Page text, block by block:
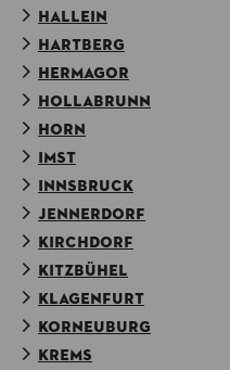
HALLEIN
HARTBERG
HERMAGOR
HOLLABRUNN
HORN
IMST
INNSBRUCK
JENNERDORF
KIRCHDORF
KITZBÜHEL
KLAGENFURT
KORNEUBURG
KREMS